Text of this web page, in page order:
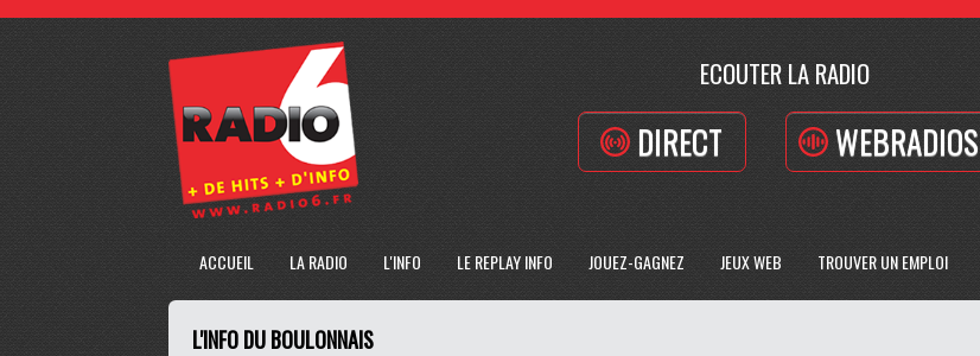
ECOUTER LA RADIO
DIRECT WEBRADIOS
ACCUEIL LA RADIO L'INFO LE REPLAY INFO JOUEZ-GAGNEZ JEUX WEB TROUVER UN EMPLOI
L'INFO DU BOULONNAIS